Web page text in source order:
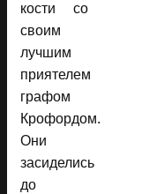
кости со
своим
лучшим
приятелем
графом
Крофордом.
Они
засиделись
до